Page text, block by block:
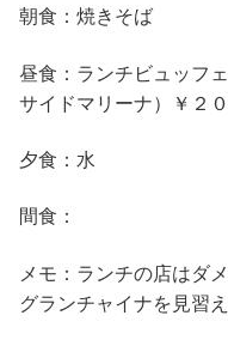
朝食：焼きそば
昼食：ランチビュッフ
サイドマリーナ）￥２
夕食：水
間食：
メモ：ランチの店は
グランチャイナを見習え